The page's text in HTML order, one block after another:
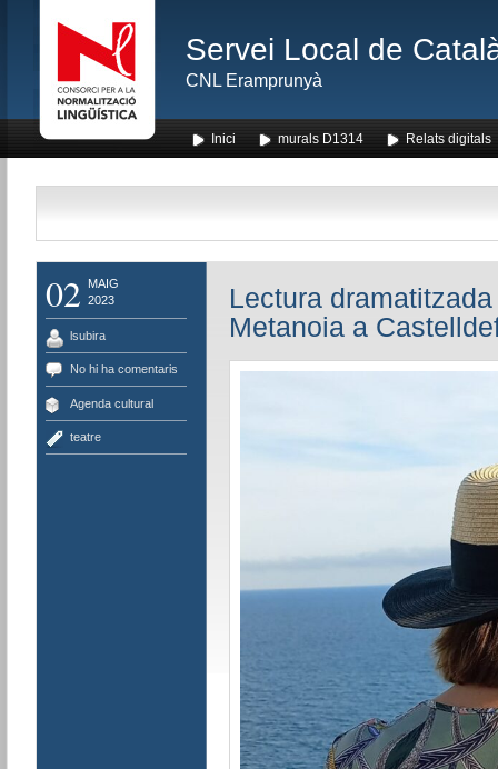
Servei Local de
CNL Eramprunyà
Inici murals D1314 Relats digitals
02
MAIG
2023
lsubira
No hi ha comentaris
Agenda cultural
teatre
Lectura
Metanoia a